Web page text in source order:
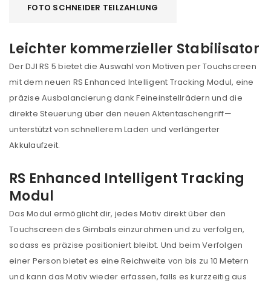
FOTO SCHNEIDER TEILZAHLUNG
Leichter kommerzieller Stabilisator
Der DJI RS 5 bietet die Auswahl von Motiven per Touchscreen
mit dem neuen RS Enhanced Intelligent Tracking Modul, eine
präzise Ausbalancierung dank Feineinstellrädern und die
direkte Steuerung über den neuen Aktentaschengriff—
unterstützt von schnellerem Laden und verlängerter
Akkulaufzeit.
RS Enhanced Intelligent Tracking
Modul
Das Modul ermöglicht dir, jedes Motiv direkt über den
Touchscreen des Gimbals einzurahmen und zu verfolgen,
sodass es präzise positioniert bleibt. Und beim Verfolgen
einer Person bietet es eine Reichweite von bis zu 10 Metern
und kann das Motiv wieder erfassen, falls es kurzzeitig aus